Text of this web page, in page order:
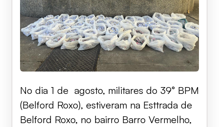
No dia 1 de agosto, militares do 39° BPM
(Belford Roxo), estiveram na Esttrada de
Belford Roxo, no bairro Barro Vermelho,